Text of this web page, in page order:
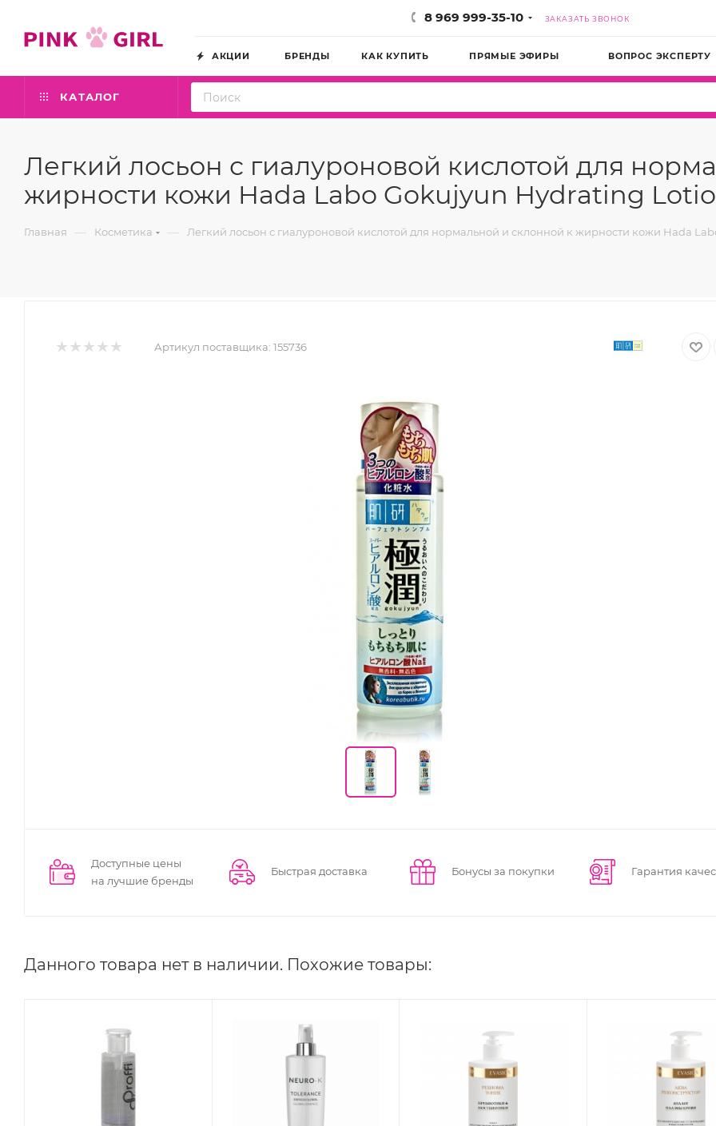
8 969 999-35-10 ЗАКАЗАТЬ ЗВОНОК
АКЦИИ БРЕНДЫ КАК КУПИТЬ ПРЯМЫЕ ЭФИРЫ ВОПРОС ЭКСПЕРТУ
КАТАЛОГ
Легкий лосьон с гиалуроновой кислотой для
жирности кожи Hada Labo Gokujyun Hydrating
Главная — Косметика — Легкий лосьон с гиалуроновой кислотой для нормальной и склонной к жирности кожи Hada
Артикул поставщика: 155736
Доступные цены
на лучшие бренды
Быстрая доставка Бонусы за покупки Гарантия
Данного товара нет в наличии. Похожие товары: